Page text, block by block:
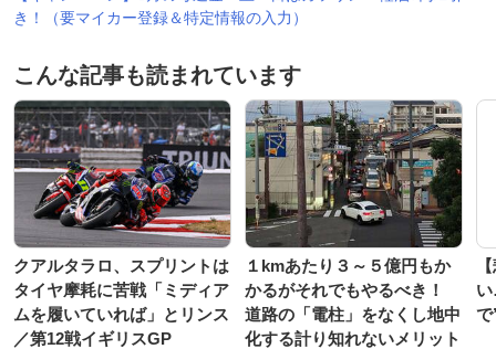
き！（要マイカー登録＆特定情報の入力）
こんな記事も読まれています
クアルタラロ、スプリントは
タイヤ摩耗に苦戦「ミディア
ムを履いていれば」とリンス
／第12戦イギリスGP
１kmあたり３～５億円もか
かるがそれでもやるべき！
道路の「電柱」をなくし地中
化する計り知れないメリット
で